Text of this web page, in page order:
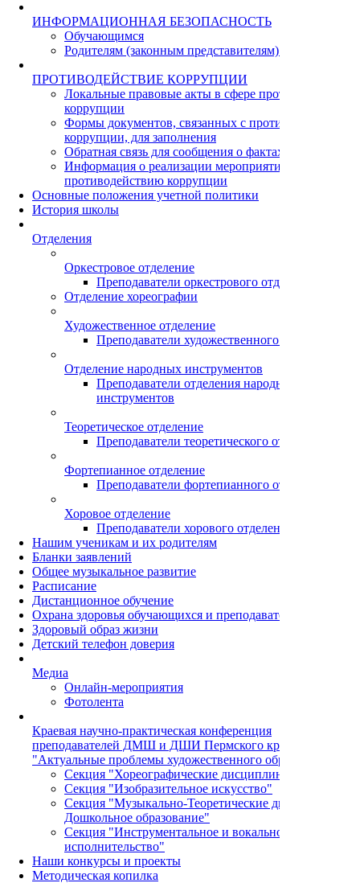
ИНФОРМАЦИОННАЯ БЕЗОПАСНОСТЬ
Обучающимся
Родителям (законным представителям) учащихся
ПРОТИВОДЕЙСТВИЕ КОРРУПЦИИ
Локальные правовые акты в сфере противодействия
коррупции
Формы документов, связанных с противодействием
коррупции, для заполнения
Обратная связь для сообщения о фактах коррупции
Информация о реализации мероприятий по
противодействию коррупции
Основные положения учетной политики
История школы
Отделения
Оркестровое отделение
Преподаватели оркестрового отделения
Отделение хореографии
Художественное отделение
Преподаватели художественного отделения
Отделение народных инструментов
Преподаватели отделения народных
инструментов
Теоретическое отделение
Преподаватели теоретического отделения
Фортепианное отделение
Преподаватели фортепианного отделения
Хоровое отделение
Преподаватели хорового отделения
Нашим ученикам и их родителям
Бланки заявлений
Общее музыкальное развитие
Расписание
Дистанционное обучение
Охрана здоровья обучающихся и преподавателей
Здоровый образ жизни
Детский телефон доверия
Медиа
Онлайн-мероприятия
Фотолента
Краевая научно-практическая конференция
преподавателей ДМШ и ДШИ Пермского края
"Актуальные проблемы художественного образования"
Секция "Хореографические дисциплины"
Секция "Изобразительное искусство"
Секция "Музыкально-Теоретические дисциплины и
Дошкольное образование"
Секция "Инструментальное и вокальное
исполнительство"
Наши конкурсы и проекты
Методическая копилка